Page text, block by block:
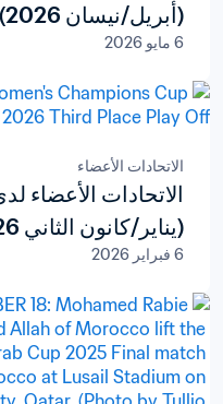
(أبريل/نيسان 2026)
6 مايو 2026
الاتحادات الأعضاء
(يناير/كانون الثاني 2026)
6 فبراير 2026